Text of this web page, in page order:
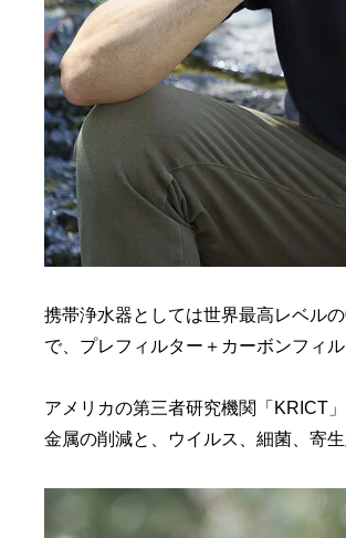
携帯浄水器としては世界最高レベル
で、プレフィルター＋カーボンフィ
アメリカの第三者研究機関「KRICT
金属の削減と、ウイルス、細菌、寄